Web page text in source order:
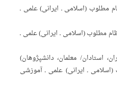
مطلوب (اسلامی ـ ایرانی) علمی ـ
مطلوب (اسلامی ـ ایرانی) علمی ـ
استادان/ معلمان، دانش‏پژوهان)
ـ ایرانی) علمی ـ آموزشی